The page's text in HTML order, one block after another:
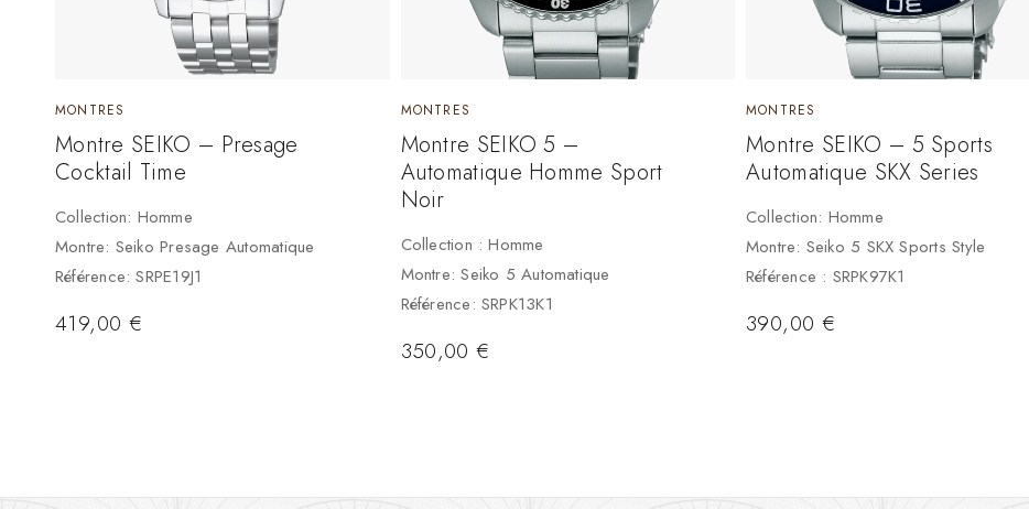
MONTRES
Montre SEIKO – Presage
Cocktail Time
Collection: Homme
Montre: Seiko Presage Automatique
Référence: SRPE19J1
419,00 €
MONTRES
Montre SEIKO 5 –
Automatique Homme Sport
Noir
Collection : Homme
Montre: Seiko 5 Automatique
Référence: SRPK13K1
350,00€
MONTRES
Montre SEIKO – 5 Sports
Automatique SKX Series
Collection: Homme
Montre: Seiko 5 SKX Sports Style
Référence : SRPK97K1
390,00 €